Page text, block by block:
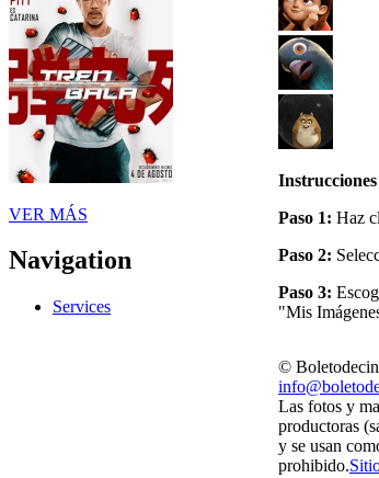
VER MÁS
Navigation
Services
Paso 1: Haz
Paso 2:
Paso 3:
"Mis
©
Las fotos y
productoras
y se usan
prohibido.